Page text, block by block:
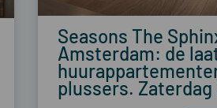
Seasons The
Amsterdam: de
plussers.